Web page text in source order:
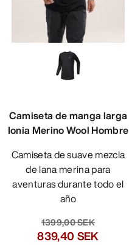
Camiseta de manga larga
Ionia Merino Wool Hombre
Camiseta de suave mezcla
de lana merina para
aventuras durante todo el
año
1399,00 SEK
839,40 SEK